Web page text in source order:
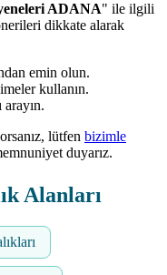
ADANA" ile ilgili
dikkate alarak
emin olun.
kullanın.
lütfen bizimle
duyarız.
Alanları